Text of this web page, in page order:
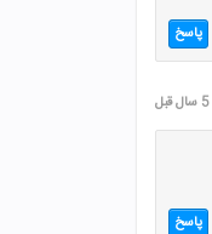
پاسخ
5 سال قبل
پاسخ